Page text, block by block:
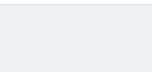
2 Yıl Ago
HAK-PAR,
11.00de